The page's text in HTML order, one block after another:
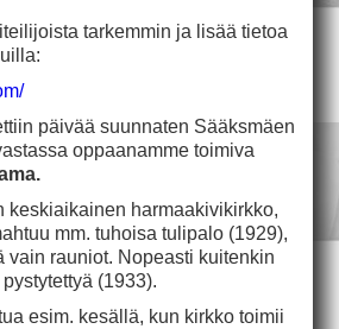
tarkemmin ja lisää tietoa
päivää suunnaten Sääksmäen
oppaanamme toimiva
keskiaikainen harmaakivikirkko,
mm. tuhoisa tulipalo (1929),
vain rauniot. Nopeasti kuitenkin
(1933).
esim. kesällä, kun kirkko toimii